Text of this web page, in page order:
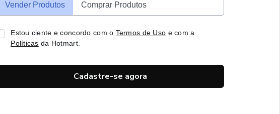
Vender Produtos Comprar Produtos
Estou ciente e concordo com o Termos de Uso e com a
Políticas da Hotmart.
Cadastre-se agora